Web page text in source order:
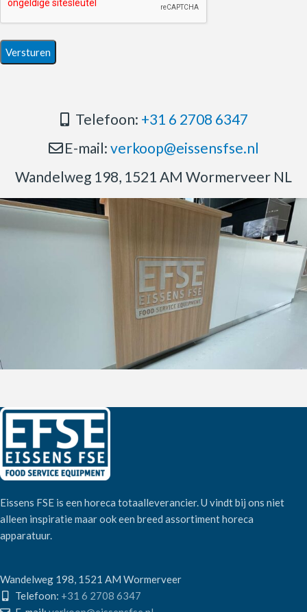
Telefoon: +31 6 2708 6347
E-mail: verkoop@eissensfse.nl
Wandelweg 198, 1521 AM Wormerveer NL
Eissens FSE is een horeca totaalleverancier. U vindt bij ons niet
alleen inspiratie maar ook een breed assortiment horeca
apparatuur.
Wandelweg 198, 1521 AM Wormerveer
Telefoon: +31 6 2708 6347